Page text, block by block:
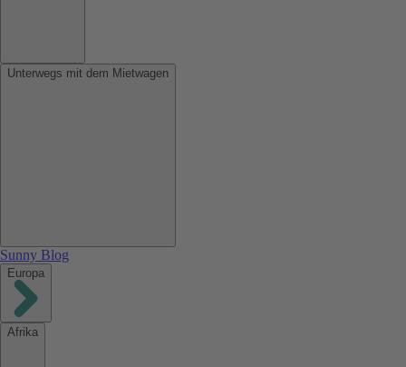
Unterwegs mit dem Mietwagen
Sunny Blog
Europa
Afrika